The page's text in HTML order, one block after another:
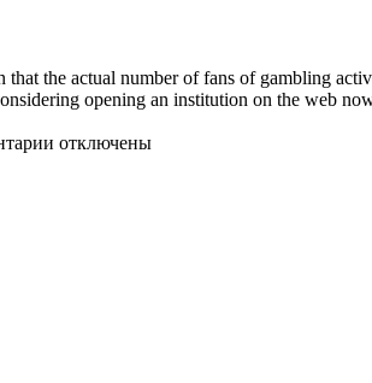
the actual number of fans of gambling
opening an institution on the web
отключены